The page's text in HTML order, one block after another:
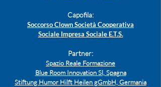
Capofila:
Soccorso Clown Società Cooperativa
Sociale Impresa Sociale E.T.S.
Partner:
Spazio Reale Formazione
Blue Room Innovation Sl, Spagna
Stiftung Humor Hilft Heilen gGmbH, Germania